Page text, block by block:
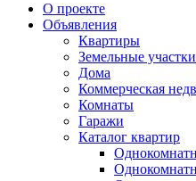
О проекте
Объявления
Квартиры
Земельные участки
Дома
Коммерческая
Комнаты
Гаражи
Каталог квартир